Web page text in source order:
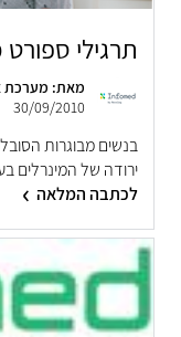
תרגילי
מאת: מערכת
30/09/2010
בנשים מבוגרות
ירודה של המינרלים
לכתבה המלאה